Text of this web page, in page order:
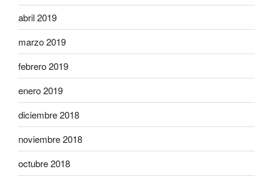
abril 2019
marzo 2019
febrero 2019
enero 2019
diciembre 2018
noviembre 2018
octubre 2018